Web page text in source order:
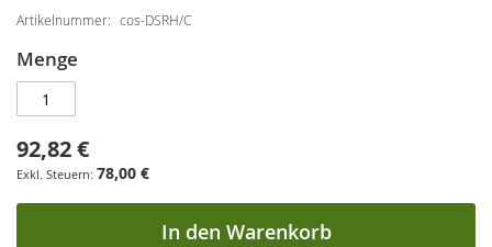
Artikelnummer cos-DSRH/C
Menge
92,82 €
78,00 €
In den Warenkorb